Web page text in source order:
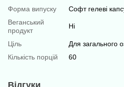
Форма випуску
Софт гелеві
Веганський
продукт
Ні
Ціль
Для загального
Кількість порцій
60
Відгуки